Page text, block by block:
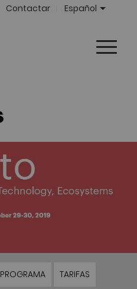
Contactar Español
PROGRAMA TARIFAS